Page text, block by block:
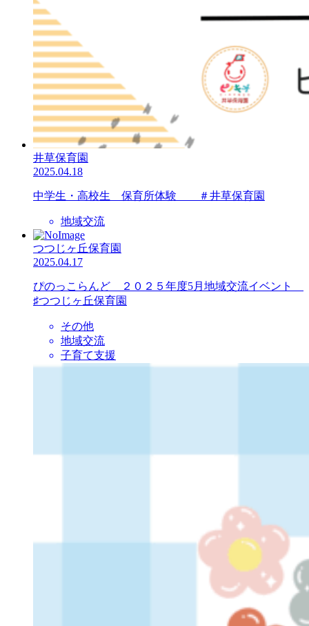
井草保育園
2025.04.18
中学生・高校生 保育所体験 ＃井草保育園
地域交流
つつじヶ丘保育園
2025.04.17
ぴのっこらんど ２０２５年度5月地域交流イベント
♯つつじヶ丘保育園
その他
地域交流
子育て支援